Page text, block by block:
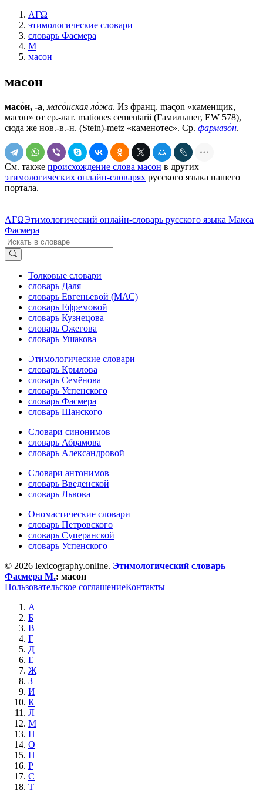
ΛΓΩ
этимологические словари
словарь Фасмера
М
масон
масон
масо́н, -а, масо́нская ло́жа. Из франц. mаc̨оn «каменщик,
масон» от ср.-лат. mationes cementarii (Гамильшег, ЕW 578),
сюда же нов.-в.-н. (Stein)-metz «каменотес». Ср. фармазо́н.
См. также происхождение слова масон в других
этимологических онлайн-словарях русского языка нашего
портала.
ΛΓΩЭтимологический онлайн-словарь русского языка Макса
Фасмера
Толковые словари
словарь Даля
словарь Евгеньевой (МАС)
словарь Ефремовой
словарь Кузнецова
словарь Ожегова
словарь Ушакова
Этимологические словари
словарь Крылова
словарь Семёнова
словарь Успенского
словарь Фасмера
словарь Шанского
Словари синонимов
словарь Абрамова
словарь Александровой
Словари антонимов
словарь Введенской
словарь Львова
Ономастические словари
словарь Петровского
словарь Суперанской
словарь Успенского
© 2026 lexicography.online. Этимологический словарь
Фасмера М.: масон
Пользовательское соглашениеКонтакты
А
Б
В
Г
Д
Е
Ж
З
И
К
Л
М
Н
О
П
Р
С
Т